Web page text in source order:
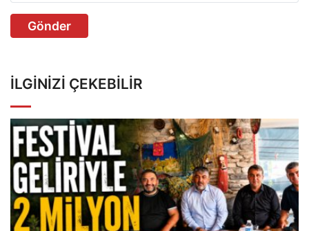
Gönder
İLGINIZI ÇEKEBILIR